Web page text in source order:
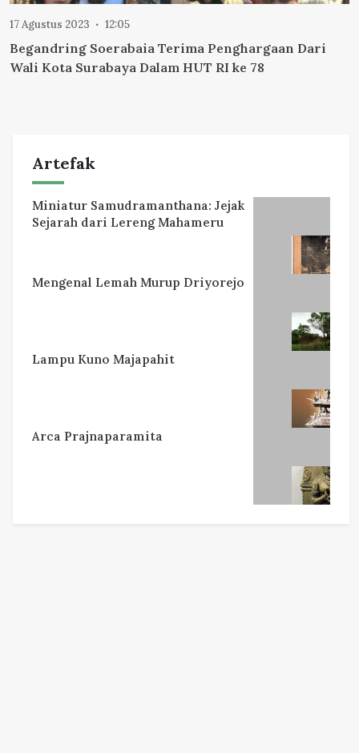
17 Agustus 2023 12:05
Begandring Soerabaia Terima Penghargaan Dari
Wali Kota Surabaya Dalam HUT RI ke 78
Artefak
Miniatur Samudramanthana: Jejak
Sejarah dari Lereng Mahameru
Mengenal Lemah Murup Driyorejo
Lampu Kuno Majapahit
Arca Prajnaparamita